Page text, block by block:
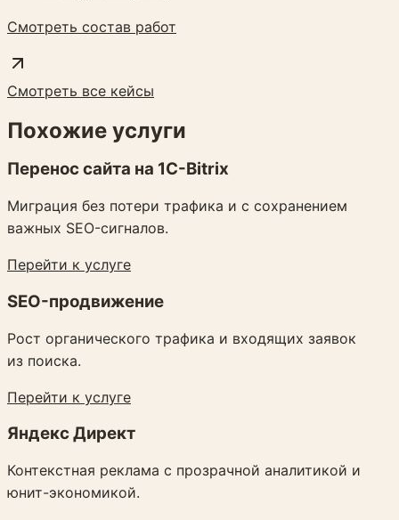
Смотреть состав работ
Смотреть все кейсы
Похожие услуги
Перенос сайта на 1C-Bitrix
Миграция без потери трафика и с сохранением
важных SEO-сигналов.
Перейти к услуге
SEO-продвижение
Рост органического трафика и входящих заявок
из поиска.
Перейти к услуге
Яндекс Директ
Контекстная реклама с прозрачной аналитикой и
юнит-экономикой.